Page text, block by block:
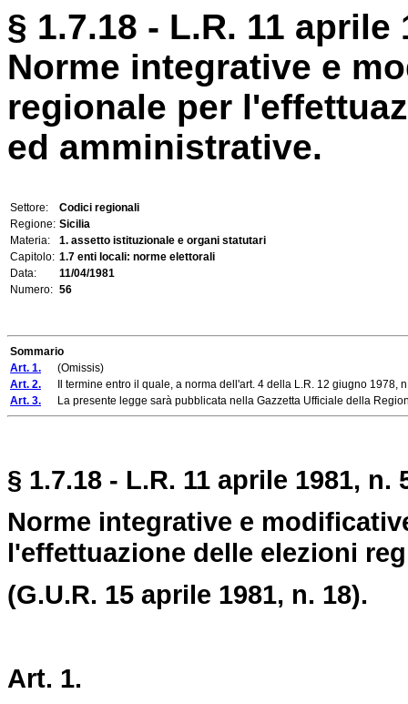
§ 1.7.18 - L.R. 11 aprile
Norme integrative e
regionale per
ed amministrative.
Settore:
Codici regionali
Regione: Sicilia
Materia:
1. assetto istituzionale e organi statutari
Capitolo: 1.7 enti locali: norme elettorali
Data:
11/04/1981
Numero: 56
Sommario
Art. 1. (Omissis)
Art. 2. Il termine entro il quale, a norma dell'art. 4 della L.R. 12 giugno 1978,
Art. 3. La presente legge sarà pubblicata nella Gazzetta Ufficiale della
§ 1.7.18 - L.R. 11 aprile 1981, n.
Norme integrative e
l'effettuazione delle elezioni
(G.U.R. 15 aprile 1981, n. 18).
Art. 1.